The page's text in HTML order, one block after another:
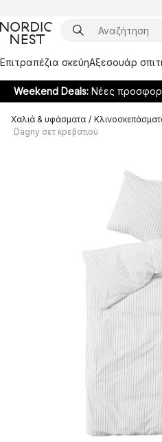
Επιτραπέζια σκεύηΑξεσουάρ
Weekend Deals: Νέες
Χαλιά & υφάσματα /
Dagny σετ κρεβατιού